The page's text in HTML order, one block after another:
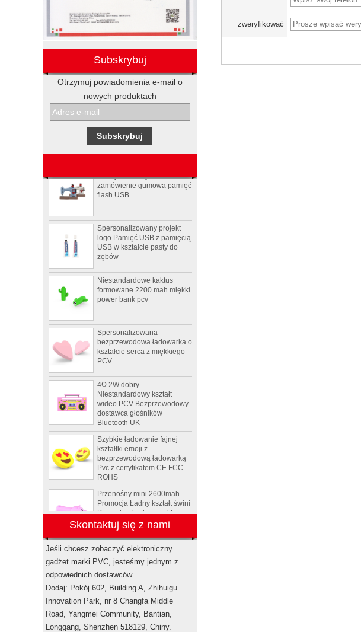
Subskrybuj
Otrzymuj powiadomienia e-mail o
nowych produktach
Elektroniczne zestawy
promocyjne Pepsi
flash USB
logo Pamięć USB z pamięcią
USB w kształcie pasty do
zębów
formowane 2200 mah miękki
power bank pcv
bezprzewodowa ładowarka o
kształcie serca z miękkiego
PCV
Niestandardowy kształt
wideo PCV Bezprzewodowy
dostawca głośników
Bluetooth UK
Szybkie ładowanie fajnej
kształtki emoji z
bezprzewodową ładowarką
Pvc z certyfikatem CE FCC
ROHS
Przenośny mini 2600mah
Promocja Ładny kształt świni
Power bank z baterią litowo-
polimerową
2.0 Flash drive producenta
Custom Rockstar butelka
głośnik bezprzewodowy
głośniki bluetooth USA
Skontaktuj się z nami
Jeśli chcesz zobaczyć elektroniczny
gadżet marki PVC, jesteśmy jednym z
odpowiednich dostawców.
Dodaj: Pokój 602, Building A, Zhihuigu
Innovation Park, nr 8 Changfa Middle
Road, Yangmei Community, Bantian,
Longgang, Shenzhen 518129, Chiny.
zweryfikować